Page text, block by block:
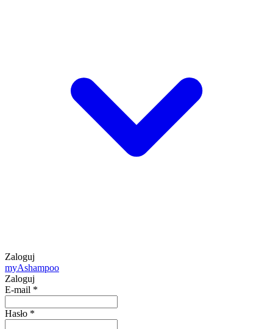
Zaloguj
myAshampoo
Zaloguj
E-mail *
Hasło *